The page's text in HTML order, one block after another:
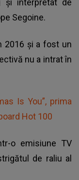
și interpretat de
Segoine.
2016 și a fost un
nu a intrat în
Is You”, prima
Hot 100
o emisiune TV
de raliu al